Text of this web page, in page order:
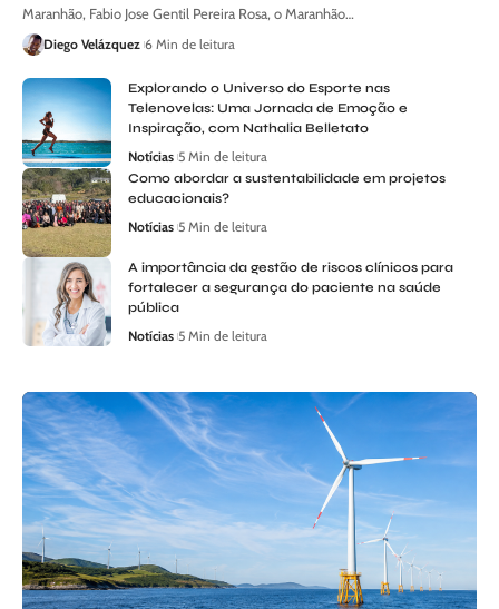
Maranhão, Fabio Jose Gentil Pereira Rosa, o Maranhão…
Diego Velázquez 6 Min de leitura
Explorando o Universo do Esporte nas
Telenovelas: Uma Jornada de Emoção e
Inspiração, com Nathalia Belletato
Notícias 5 Min de leitura
Como abordar a sustentabilidade em projetos
educacionais?
Notícias 5 Min de leitura
A importância da gestão de riscos clínicos para
fortalecer a segurança do paciente na saúde
pública
Notícias 5 Min de leitura